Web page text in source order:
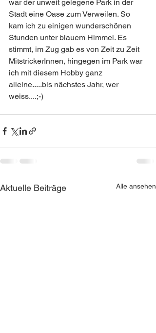
war der unweit gelegene Park in der
Stadt eine Oase zum Verweilen. So
kam ich zu einigen wunderschönen
Stunden unter blauem Himmel. Es
stimmt, im Zug gab es von Zeit zu Zeit
MitstrickerInnen, hingegen im Park war
ich mit diesem Hobby ganz
alleine.....bis nächstes Jahr, wer
weiss....;-)
Aktuelle Beiträge Alle ansehen